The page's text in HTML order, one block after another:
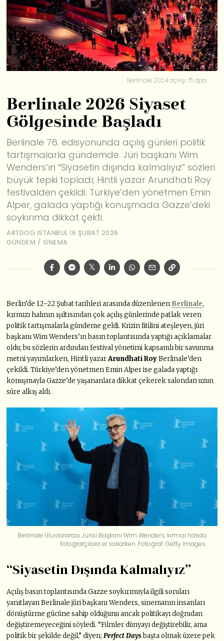
Berlinale 2024 açılışı. © dpa
Berlinale 2026 Siyaset
Gölgesinde Başladı
Berlinale 76. edisyonunda açılış günleri politik
tartışmalarla gündemde. Jüri başkanı Wim
Wenders’ın “Siyasetin dışında kalmalıyız” sözleri
büyük tepki topladı; Hintli yazar Arundhati Roy
festivalden çekildi. Türkiye’den yönetmen Emin
Alper, galada yaptığı konuşmada Gazze’deki
soykırıma dikkat çekti.
ARTDOG ISTANBUL 16 ŞUBAT 2026
GÜNDEM / SINEMA
Berlin’de 12–22 Şubat tarihleri arasında düzenlenen Berlinale,
kırmızı halının ışıltısından çok açılış günlerinde patlak veren
politik tartışmalarla gündeme geldi. Krizin fitilini ateşleyen, jüri
başkanı Wim Wenders’ın basın toplantısında yaptığı açıklamalar
oldu; bu sözlerin ardından festival yönetimi kapsamlı bir savunma
metni yayımlarken, Hintli yazarArundhati RoyBerlinale’den
çekildi. Türkiye’den yönetmen Emin Alper ise galada yaptığı
konuşmayla Gazze’de yaşananlara dikkat çekerek salondan uzun
süre alkış aldı.
Berlinale Uluslararası Jürisi Başkanı Wim Wenders, kırmızı halıda
fotoğrafçılara el sallarken. Fotoğraf: Getty Images.
“Siyasetin Dışında Kalmalıyız”
Açılış basın toplantısında Gazze soykırımıyla ilgili soruları
yanıtlayan Berlinale jüri başkanı Wenders, sinemanın insanları
dönüştürme gücüne sahip olduğunu ancak politikayı doğrudan
değiştiremeyeceğini söyledi. “Filmler dünyayı değiştirebilir, ama
politik bir şekilde değil,” diyen;Perfect Days başta olmak üzere pek